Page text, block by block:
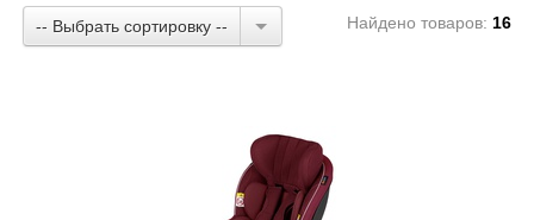
-- Выбрать сортировку -- Найдено товаров: 16